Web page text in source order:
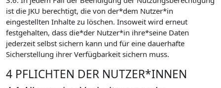
ist die JKU berechtigt, die von der*dem Nutzer*in
eingestellten Inhalte zu löschen. Insoweit wird erneut
festgehalten, dass die*der Nutzer*in ihre*seine Daten
jederzeit selbst sichern kann und für eine dauerhafte
Sicherstellung ihrer Verfügbarkeit sichern muss.
4 PFLICHTEN DER NUTZER*INNEN